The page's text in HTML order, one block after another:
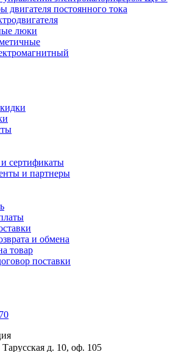
двигателя постоянного тока
люки
сертификаты
и партнеры
и обмена
товар
поставки
д. 10, оф. 105